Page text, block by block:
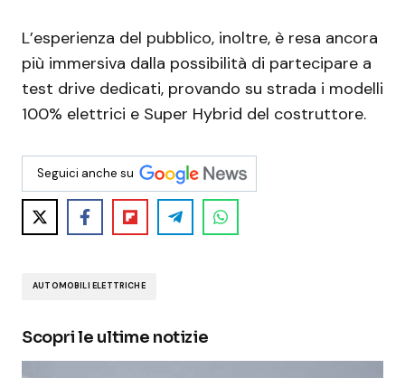
L’esperienza del pubblico, inoltre, è resa ancora
più immersiva dalla possibilità di partecipare a
test drive dedicati, provando su strada i modelli
100% elettrici e Super Hybrid del costruttore.
Seguici anche su
AUTOMOBILI ELETTRICHE
Scopri le ultime notizie